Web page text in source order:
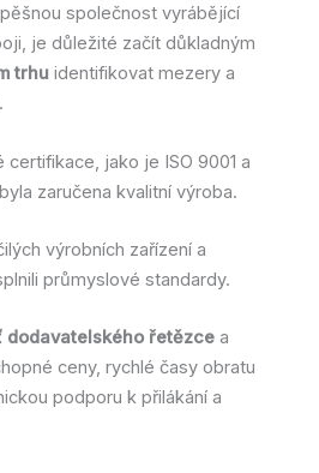
společnost vyrábějící
je důležité začít důkladným
trhu identifikovat mezery a
jako je ISO 9001 a
byla zaručena kvalitní výroba.
výrobních zařízení a
průmyslové standardy.
dodavatelského řetězce a
ceny, rychlé časy obratu
podporu k přilákání a